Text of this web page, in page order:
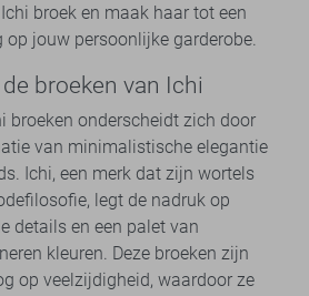
broek en maak haar tot een
jouw persoonlijke garderobe.
broeken van Ichi
broeken onderscheidt zich door
van minimalistische elegantie
Ichi, een merk dat zijn wortels
legt de nadruk op
details en een palet van
kleuren. Deze broeken zijn
op veelzijdigheid, waardoor ze